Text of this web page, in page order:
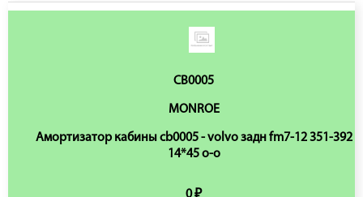
CB0005
MONROE
Амортизатор кабины cb0005 - volvo задн fm7-12 351-392
14*45 o-o